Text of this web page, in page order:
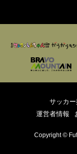
サッカ
運営者情報
Copyright ©